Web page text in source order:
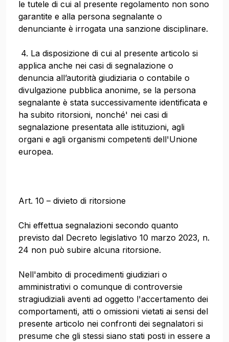
le tutele di cui al presente regolamento non sono
garantite e alla persona segnalante o
denunciante è irrogata una sanzione disciplinare.
4. La disposizione di cui al presente articolo si
applica anche nei casi di segnalazione o
denuncia all’autorità giudiziaria o contabile o
divulgazione pubblica anonime, se la persona
segnalante è stata successivamente identificata e
ha subito ritorsioni, nonché' nei casi di
segnalazione presentata alle istituzioni, agli
organi e agli organismi competenti dell'Unione
europea.
Art. 10 – divieto di ritorsione
Chi effettua segnalazioni secondo quanto
previsto dal Decreto legislativo 10 marzo 2023, n.
24 non può subire alcuna ritorsione.
Nell'ambito di procedimenti giudiziari o
amministrativi o comunque di controversie
stragiudiziali aventi ad oggetto l'accertamento dei
comportamenti, atti o omissioni vietati ai sensi del
presente articolo nei confronti dei segnalatori si
presume che gli stessi siano stati posti in essere a